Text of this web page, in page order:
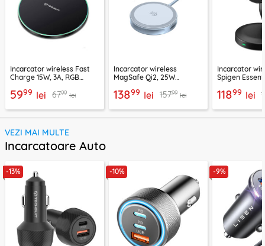
Incarcator wireless Fast
Charge 15W, 3A, RGB
CHWR031
5999 lei 6799 lei
Incarcator wireless
MagSafe Qi2, 25W
13899 lei 15799 lei
Incarcator
Spigen
11899 lei
VEZI MAI MULTE
Incarcatoare Auto
-13% -10% -9%